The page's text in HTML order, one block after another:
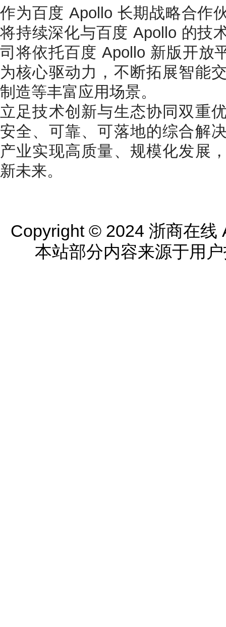
作为百度 Apollo 长期战略合作
将持续深化与百度 Apollo 的技
司将依托百度 Apollo 新版开放
为核心驱动力，不断拓展智能
制造等丰富应用场景。
立足技术创新与生态协同双重
安全、可靠、可落地的综合解
产业实现高质量、规模化发展
新未来。
Copyright © 2024 浙商在线
本站部分内容来源于用